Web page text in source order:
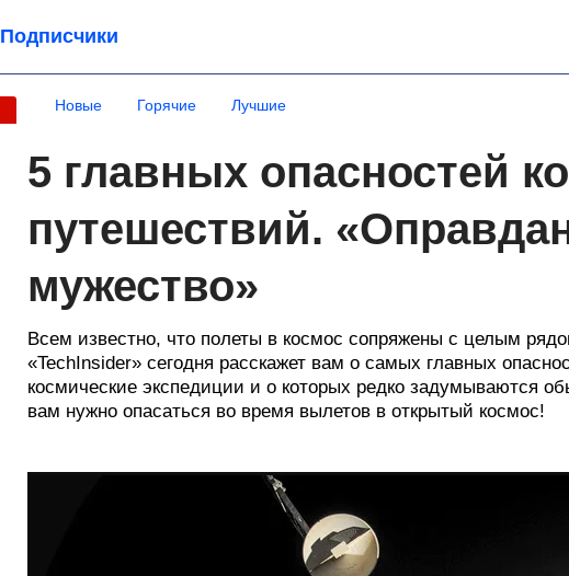
Подписчики
Новые Горячие Лучшие
5 главных опасностей
путешествий.
мужество»
Всем известно, что полеты в космос сопряжены с целым
«TechInsider» сегодня расскажет вам о самых главных
космические экспедиции и о которых редко задумываются
вам нужно опасаться во время вылетов в открытый космос!